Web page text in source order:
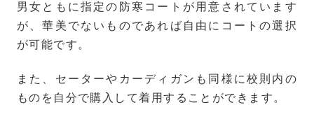
男女ともに指定の防寒コートが用意されています
が、華美でないものであれば自由にコートの選択
が可能です。
また、セーターやカーディガンも同様に校則内の
ものを自分で購入して着用することができます。